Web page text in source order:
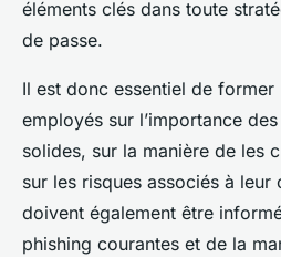
éléments clés dans toute
de passe.
Il est donc essentiel de
employés sur l’importance
solides, sur la manière de les
sur les risques associés à leur
doivent également être
phishing courantes et de la